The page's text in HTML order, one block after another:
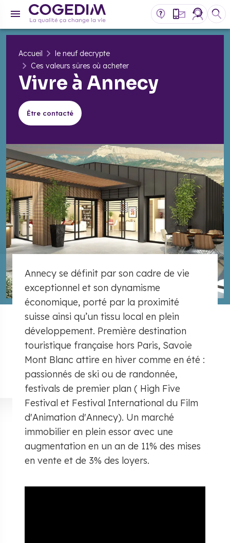
Accueil
le neuf decrypte
Ces valeurs sûres où acheter
Vivre à Annecy
Être contacté
Annecy se définit par son cadre de vie
exceptionnel et son dynamisme
économique, porté par la proximité
suisse ainsi qu’un tissu local en plein
développement. Première destination
touristique française hors Paris, Savoie
Mont Blanc attire en hiver comme en été :
passionnés de ski ou de randonnée,
festivals de premier plan ( High Five
Festival et Festival International du Film
d'Animation d'Annecy). Un marché
immobilier en plein essor avec une
augmentation en un an de 11% des mises
en vente et de 3% des loyers.